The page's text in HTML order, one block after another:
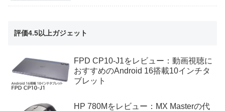
評価4.5以上ガジェット
FPD CP10-J1をレビュー：動画視聴に
おすすめのAndroid 16搭載10インチタ
ブレット
HP 780Mをレビュー：MX Masterの代